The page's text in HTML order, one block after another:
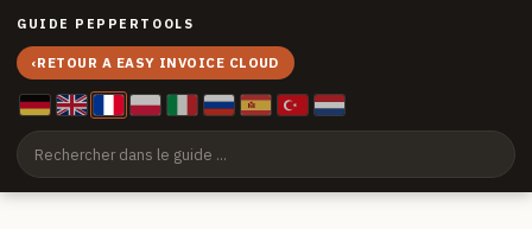
GUIDE PEPPERTOOLS
‹RETOUR A EASY INVOICE CLOUD